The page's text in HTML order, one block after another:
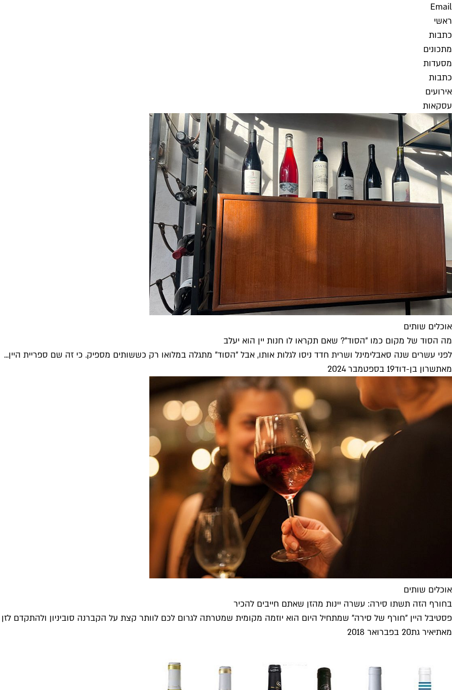
Email
ראשי
כתבות
מתכונים
מסעדות
כתבות
אירועים
עסקאות
אוכלים שותים
מה הסוד של מקום כמו "הסוד"? שאם תקראו לו חנות יין הוא יעלב
לפני עשרים שנה סאבלימינל ושרית חדד ניסו לגלות אותו, אבל "הסוד" מתגלה במלואו רק כששותים מספיק. כי זה שם ספריית היין...
מאתשרון בן-דוד19 בספטמבר 2024
אוכלים שותים
בחורף הזה תשתו סירה: עשרה יינות מהזן שאתם חייבים להכיר
פסטיבל היין "חורף של סירה" שמתחיל היום הוא יוזמה מקומית שמטרתה לגרום לכם לוותר קצת על הקברנה סוביניון ולהתקדם לזן
מאתיאיר גת20 בפברואר 2018